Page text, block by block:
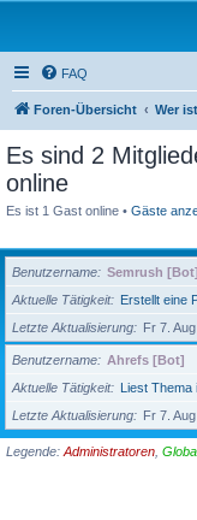
FAQ
Foren-Übersicht Wer
Es sind 2
online
Es ist 1 Gast online • Gäste
Benutzername
Semrush [Bot]
Aktuelle Tätigkeit
Erstellt eine
Letzte Aktualisierung
Fr 7.
Benutzername
Ahrefs [Bot]
Aktuelle Tätigkeit
Liest Thema
Letzte Aktualisierung
Fr 7.
Legende: Administratoren